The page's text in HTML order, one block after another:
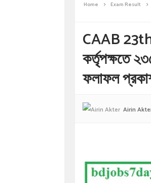
Home Exam Result
CAAB
কর্তৃপক্ষতে
ফলাফল
Airin